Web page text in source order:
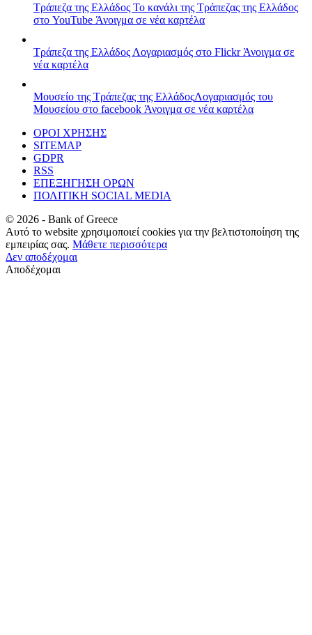
Τράπεζα της Ελλάδος Το κανάλι της Τράπεζας της Ελλάδος
στο YouTube Άνοιγμα σε νέα καρτέλα
Τράπεζα της Ελλάδος Λογαριασμός στο FlickrΆνοιγμα σε
νέα καρτέλα
Μουσείο της Τράπεζας της ΕλλάδοςΛογαριασμός του
Μουσείου στο facebook Άνοιγμα σε νέα καρτέλα
ΟΡΟΙ ΧΡΗΣΗΣ
SITEMAP
GDPR
RSS
ΕΠΕΞΗΓΗΣΗ ΟΡΩΝ
ΠΟΛΙΤΙΚΗ SOCIAL MEDIA
© 2026 - Bank of Greece
Αυτό το website χρησιμοποιεί cookies για την βελτιστοποίηση της
εμπειρίας σας. Μάθετε περισσότερα
Δεν αποδέχομαι
Αποδέχομαι